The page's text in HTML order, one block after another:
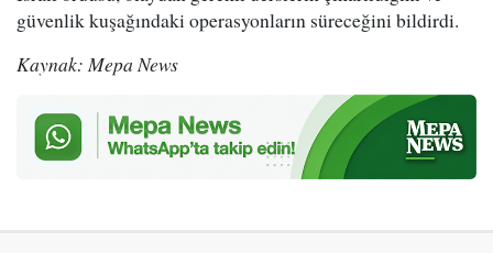
güvenlik kuşağındaki operasyonların süreceğini bildirdi.
Kaynak: Mepa News